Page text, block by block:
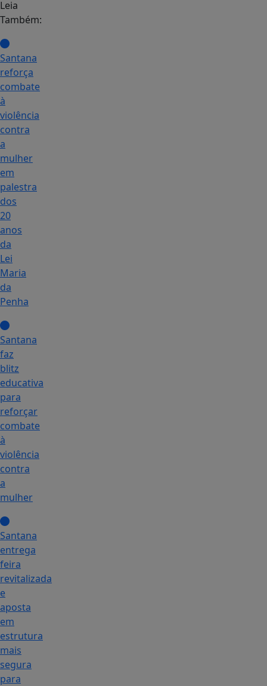
Leia
Também:
Santana
reforça
combate
à
violência
contra
a
mulher
em
palestra
dos
20
anos
da
Lei
Maria
da
Penha
Santana
faz
blitz
educativa
para
reforçar
combate
à
violência
contra
a
mulher
Santana
entrega
feira
revitalizada
e
aposta
em
estrutura
mais
segura
para